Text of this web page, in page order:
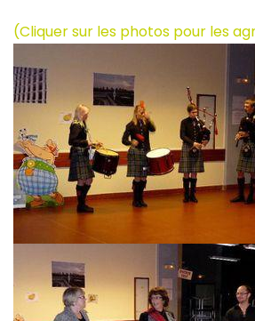
(Cliquer sur les photos pour les